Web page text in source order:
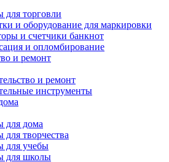
для торговли
и оборудование для маркировки
и счетчики банкнот
и опломбирование
и ремонт
и ремонт
инструменты
для дома
для творчества
для учебы
для школы